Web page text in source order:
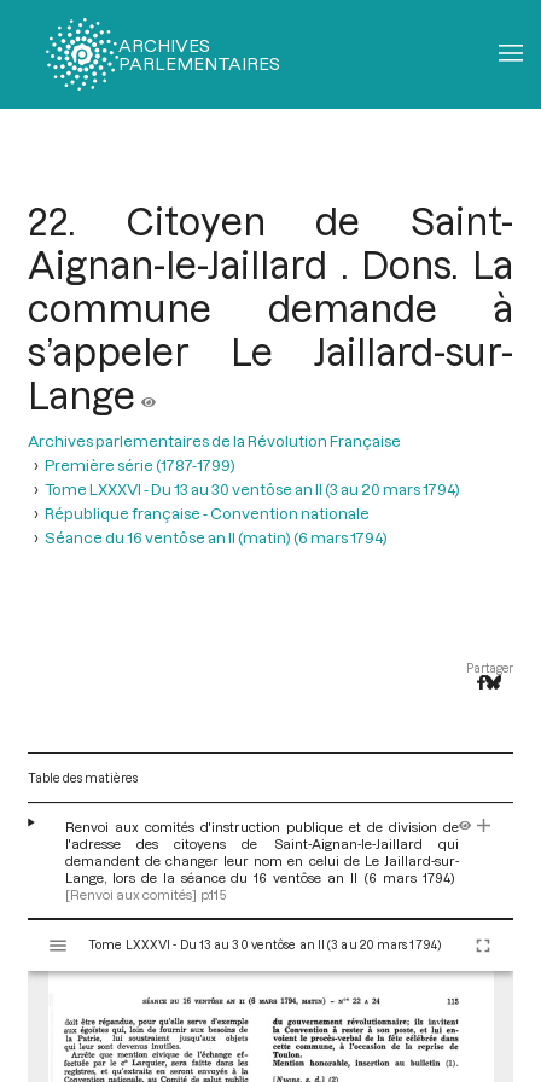
ARCHIVES
PARLEMENTAIRES
22. Citoyen de Saint-
Aignan-le-Jaillard . Dons. La
commune demande à
s’appeler Le Jaillard-sur-
Lange
Archives parlementaires de la Révolution Française
Première série (1787-1799)
Tome LXXXVI - Du 13 au 30 ventôse an II (3 au 20 mars 1794)
République française - Convention nationale
Séance du 16 ventôse an II (matin) (6 mars 1794)
Partager
Table des matières
Renvoi aux comités d'instruction publique et de division de
l'adresse des citoyens de Saint-Aignan-le-Jaillard qui
demandent de changer leur nom en celui de Le Jaillard-sur-
Lange, lors de la séance du 16 ventôse an II (6 mars 1794)
[Renvoi aux comités] p.115
s
Tome LXXXVI - Du 13 au 30 ventôse an II (3 au 20 mars 1794)